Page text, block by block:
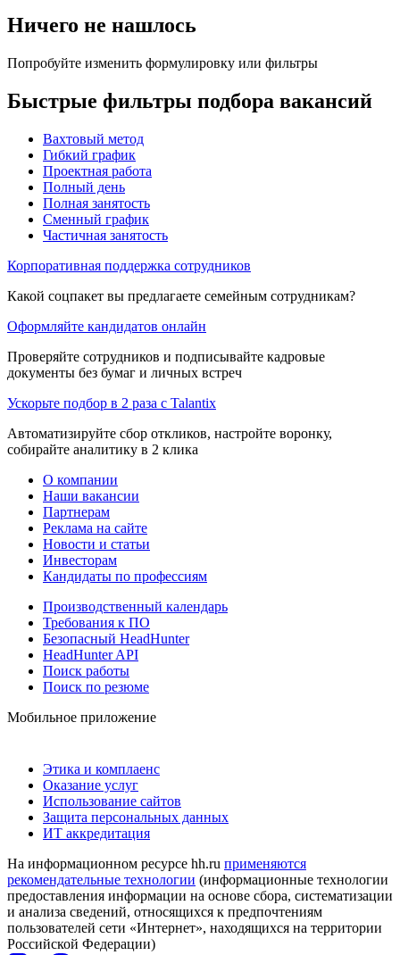
Ничего не нашлось
Попробуйте изменить формулировку или фильтры
Быстрые фильтры подбора вакансий
Вахтовый метод
Гибкий график
Проектная работа
Полный день
Полная занятость
Сменный график
Частичная занятость
Корпоративная поддержка сотрудников
Какой соцпакет вы предлагаете семейным сотрудникам?
Оформляйте кандидатов онлайн
Проверяйте сотрудников и подписывайте кадровые
документы без бумаг и личных встреч
Ускорьте подбор в 2 раза с Talantix
Автоматизируйте сбор откликов, настройте воронку,
собирайте аналитику в 2 клика
О компании
Наши вакансии
Партнерам
Реклама на сайте
Новости и статьи
Инвесторам
Кандидаты по профессиям
Производственный календарь
Требования к ПО
Безопасный HeadHunter
HeadHunter API
Поиск работы
Поиск по резюме
Мобильное приложение
Этика и комплаенс
Оказание услуг
Использование сайтов
Защита персональных данных
ИТ аккредитация
На информационном ресурсе hh.ru применяются
рекомендательные технологии (информационные технологии
предоставления информации на основе сбора, систематизации
и анализа сведений, относящихся к предпочтениям
пользователей сети «Интернет», находящихся на территории
Российской Федерации)